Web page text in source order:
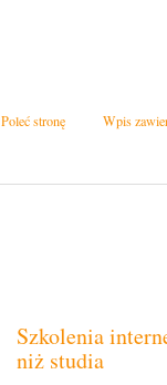
Poleć stronę Wpis
Szkolenia
niż studia